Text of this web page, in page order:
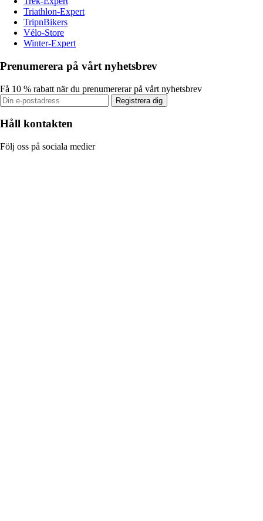
Triathlon-Expert
TripnBikers
Vélo-Store
Winter-Expert
Prenumerera på vårt nyhetsbrev
Få 10 % rabatt när du prenumererar på vårt nyhetsbrev
Registrera dig
Håll kontakten
Följ oss på sociala medier